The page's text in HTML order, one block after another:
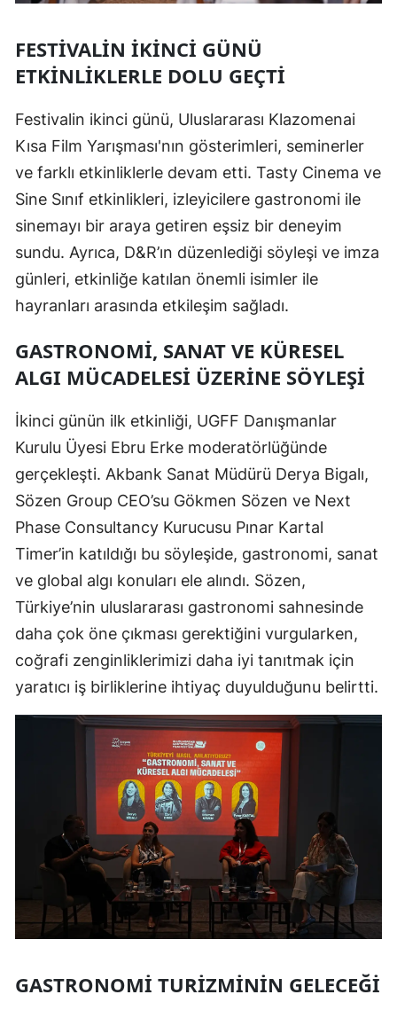
FESTIVALIN İKINCI GÜNÜ
ETKINLIKLERLE DOLU GEÇTI
Festivalin ikinci günü, Uluslararası Klazomenai
Kısa Film Yarışması'nın gösterimleri, seminerler
ve farklı etkinliklerle devam etti. Tasty Cinema ve
Sine Sınıf etkinlikleri, izleyicilere gastronomi ile
sinemayı bir araya getiren eşsiz bir deneyim
sundu. Ayrıca, D&R’ın düzenlediği söyleşi ve imza
günleri, etkinliğe katılan önemli isimler ile
hayranları arasında etkileşim sağladı.
GASTRONOMI, SANAT VE KÜRESEL
ALGI MÜCADELESI ÜZERINE SÖYLEŞI
İkinci günün ilk etkinliği, UGFF Danışmanlar
Kurulu Üyesi Ebru Erke moderatörlüğünde
gerçekleşti. Akbank Sanat Müdürü Derya Bigalı,
Sözen Group CEO’su Gökmen Sözen ve Next
Phase Consultancy Kurucusu Pınar Kartal
Timer’in katıldığı bu söyleşide, gastronomi, sanat
ve global algı konuları ele alındı. Sözen,
Türkiye’nin uluslararası gastronomi sahnesinde
daha çok öne çıkması gerektiğini vurgularken,
coğrafi zenginliklerimizi daha iyi tanıtmak için
yaratıcı iş birliklerine ihtiyaç duyulduğunu belirtti.
GASTRONOMI TURIZMININ GELECEĞI